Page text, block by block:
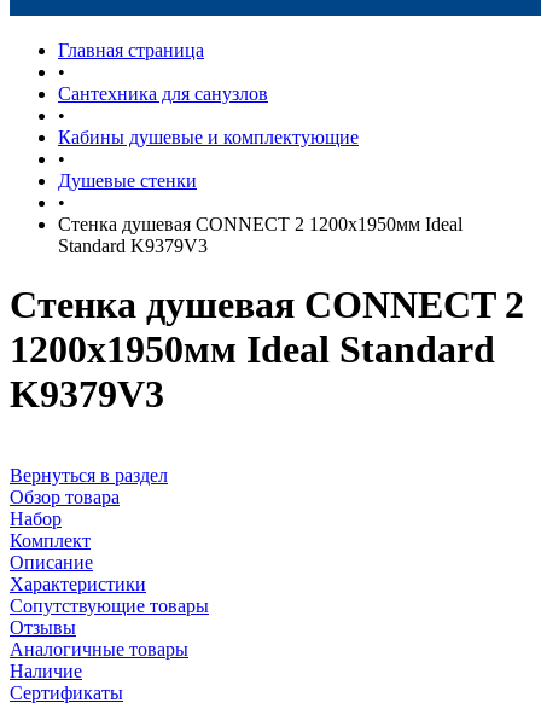
Главная страница
•
Сантехника для санузлов
•
Кабины душевые и комплектующие
•
Душевые стенки
•
Стенка душевая CONNECT 2 1200х1950мм Ideal
Standard K9379V3
Стенка душевая CONNECT 2
1200х1950мм Ideal Standard
K9379V3
Вернуться в раздел
Обзор товара
Набор
Комплект
Описание
Характеристики
Сопутствующие товары
Отзывы
Аналогичные товары
Наличие
Сертификаты